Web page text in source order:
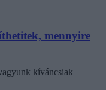
mennyire
kíváncsiak